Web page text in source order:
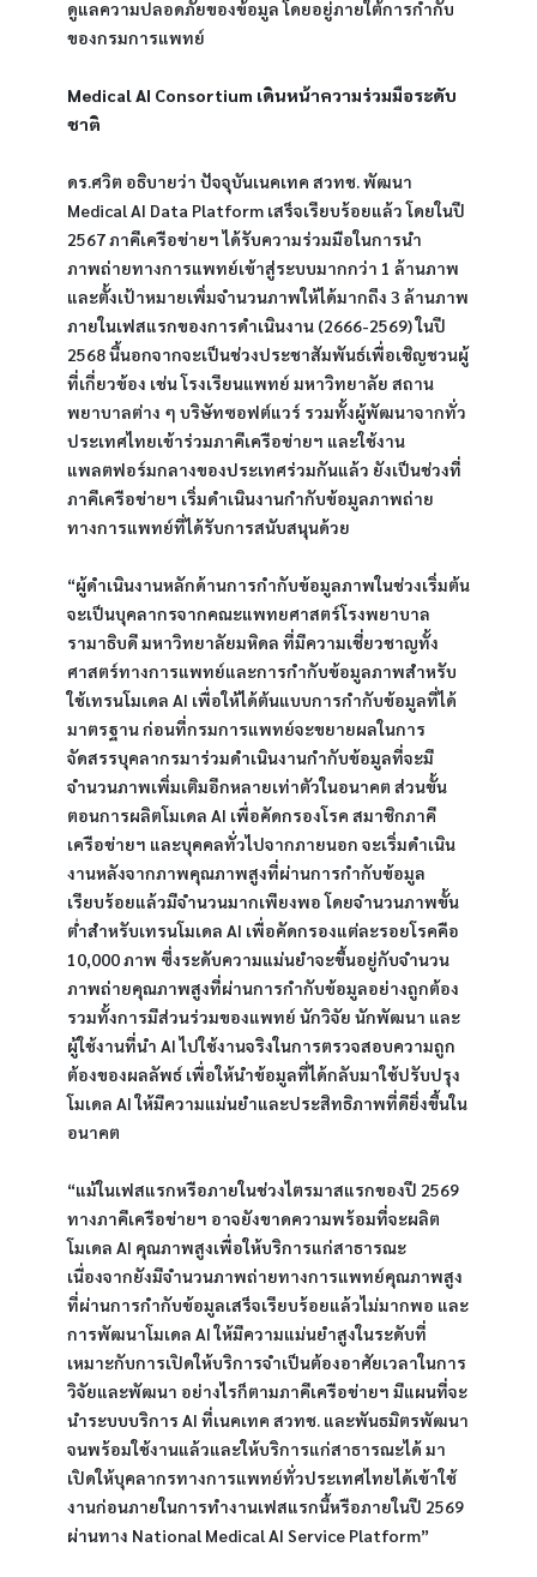
ดูแลความปลอดภัยของข้อมูล โดยอยู่ภายใต้การกำกับ
ของกรมการแพทย์
Medical AI Consortium เดินหน้าความร่วมมือระดับ
ชาติ
ดร.ศวิต อธิบายว่า ปัจจุบันเนคเทค สวทช. พัฒนา
Medical AI Data Platform เสร็จเรียบร้อยแล้ว โดยในปี
2567 ภาคีเครือข่ายฯ ได้รับความร่วมมือในการนำ
ภาพถ่ายทางการแพทย์เข้าสู่ระบบมากกว่า 1 ล้านภาพ
และตั้งเป้าหมายเพิ่มจำนวนภาพให้ได้มากถึง 3 ล้านภาพ
ภายในเฟสแรกของการดำเนินงาน (2666-2569) ในปี
2568 นี้นอกจากจะเป็นช่วงประชาสัมพันธ์เพื่อเชิญชวนผู้
ที่เกี่ยวข้อง เช่น โรงเรียนแพทย์ มหาวิทยาลัย สถาน
พยาบาลต่าง ๆ บริษัทซอฟต์แวร์ รวมทั้งผู้พัฒนาจากทั่ว
ประเทศไทยเข้าร่วมภาคีเครือข่ายฯ และใช้งาน
แพลตฟอร์มกลางของประเทศร่วมกันแล้ว ยังเป็นช่วงที่
ภาคีเครือข่ายฯ เริ่มดำเนินงานกำกับข้อมูลภาพถ่าย
ทางการแพทย์ที่ได้รับการสนับสนุนด้วย
“ผู้ดำเนินงานหลักด้านการกำกับข้อมูลภาพในช่วงเริ่มต้น
จะเป็นบุคลากรจากคณะแพทยศาสตร์โรงพยาบาล
รามาธิบดี มหาวิทยาลัยมหิดล ที่มีความเชี่ยวชาญทั้ง
ศาสตร์ทางการแพทย์และการกำกับข้อมูลภาพสำหรับ
ใช้เทรนโมเดล AI เพื่อให้ได้ต้นแบบการกำกับข้อมูลที่ได้
มาตรฐาน ก่อนที่กรมการแพทย์จะขยายผลในการ
จัดสรรบุคลากรมาร่วมดำเนินงานกำกับข้อมูลที่จะมี
จำนวนภาพเพิ่มเติมอีกหลายเท่าตัวในอนาคต ส่วนขั้น
ตอนการผลิตโมเดล AI เพื่อคัดกรองโรค สมาชิกภาคี
เครือข่ายฯ และบุคคลทั่วไปจากภายนอก จะเริ่มดำเนิน
งานหลังจากภาพคุณภาพสูงที่ผ่านการกำกับข้อมูล
เรียบร้อยแล้วมีจำนวนมากเพียงพอ โดยจำนวนภาพขั้น
ต่ำสำหรับเทรนโมเดล AI เพื่อคัดกรองแต่ละรอยโรคคือ
10,000 ภาพ ซึ่งระดับความแม่นยำจะขึ้นอยู่กับจำนวน
ภาพถ่ายคุณภาพสูงที่ผ่านการกำกับข้อมูลอย่างถูกต้อง
รวมทั้งการมีส่วนร่วมของแพทย์ นักวิจัย นักพัฒนา และ
ผู้ใช้งานที่นำ AI ไปใช้งานจริงในการตรวจสอบความถูก
ต้องของผลลัพธ์ เพื่อให้นำข้อมูลที่ได้กลับมาใช้ปรับปรุง
โมเดล AI ให้มีความแม่นยำและประสิทธิภาพที่ดียิ่งขึ้นใน
อนาคต
“แม้ในเฟสแรกหรือภายในช่วงไตรมาสแรกของปี 2569
ทางภาคีเครือข่ายฯ อาจยังขาดความพร้อมที่จะผลิต
โมเดล AI คุณภาพสูงเพื่อให้บริการแก่สาธารณะ
เนื่องจากยังมีจำนวนภาพถ่ายทางการแพทย์คุณภาพสูง
ที่ผ่านการกำกับข้อมูลเสร็จเรียบร้อยแล้วไม่มากพอ และ
การพัฒนาโมเดล AI ให้มีความแม่นยำสูงในระดับที่
เหมาะกับการเปิดให้บริการจำเป็นต้องอาศัยเวลาในการ
วิจัยและพัฒนา อย่างไรก็ตามภาคีเครือข่ายฯ มีแผนที่จะ
นำระบบบริการ AI ที่เนคเทค สวทช. และพันธมิตรพัฒนา
จนพร้อมใช้งานแล้วและให้บริการแก่สาธารณะได้ มา
เปิดให้บุคลากรทางการแพทย์ทั่วประเทศไทยได้เข้าใช้
งานก่อนภายในการทำงานเฟสแรกนี้หรือภายในปี 2569
ผ่านทาง National Medical AI Service Platform”